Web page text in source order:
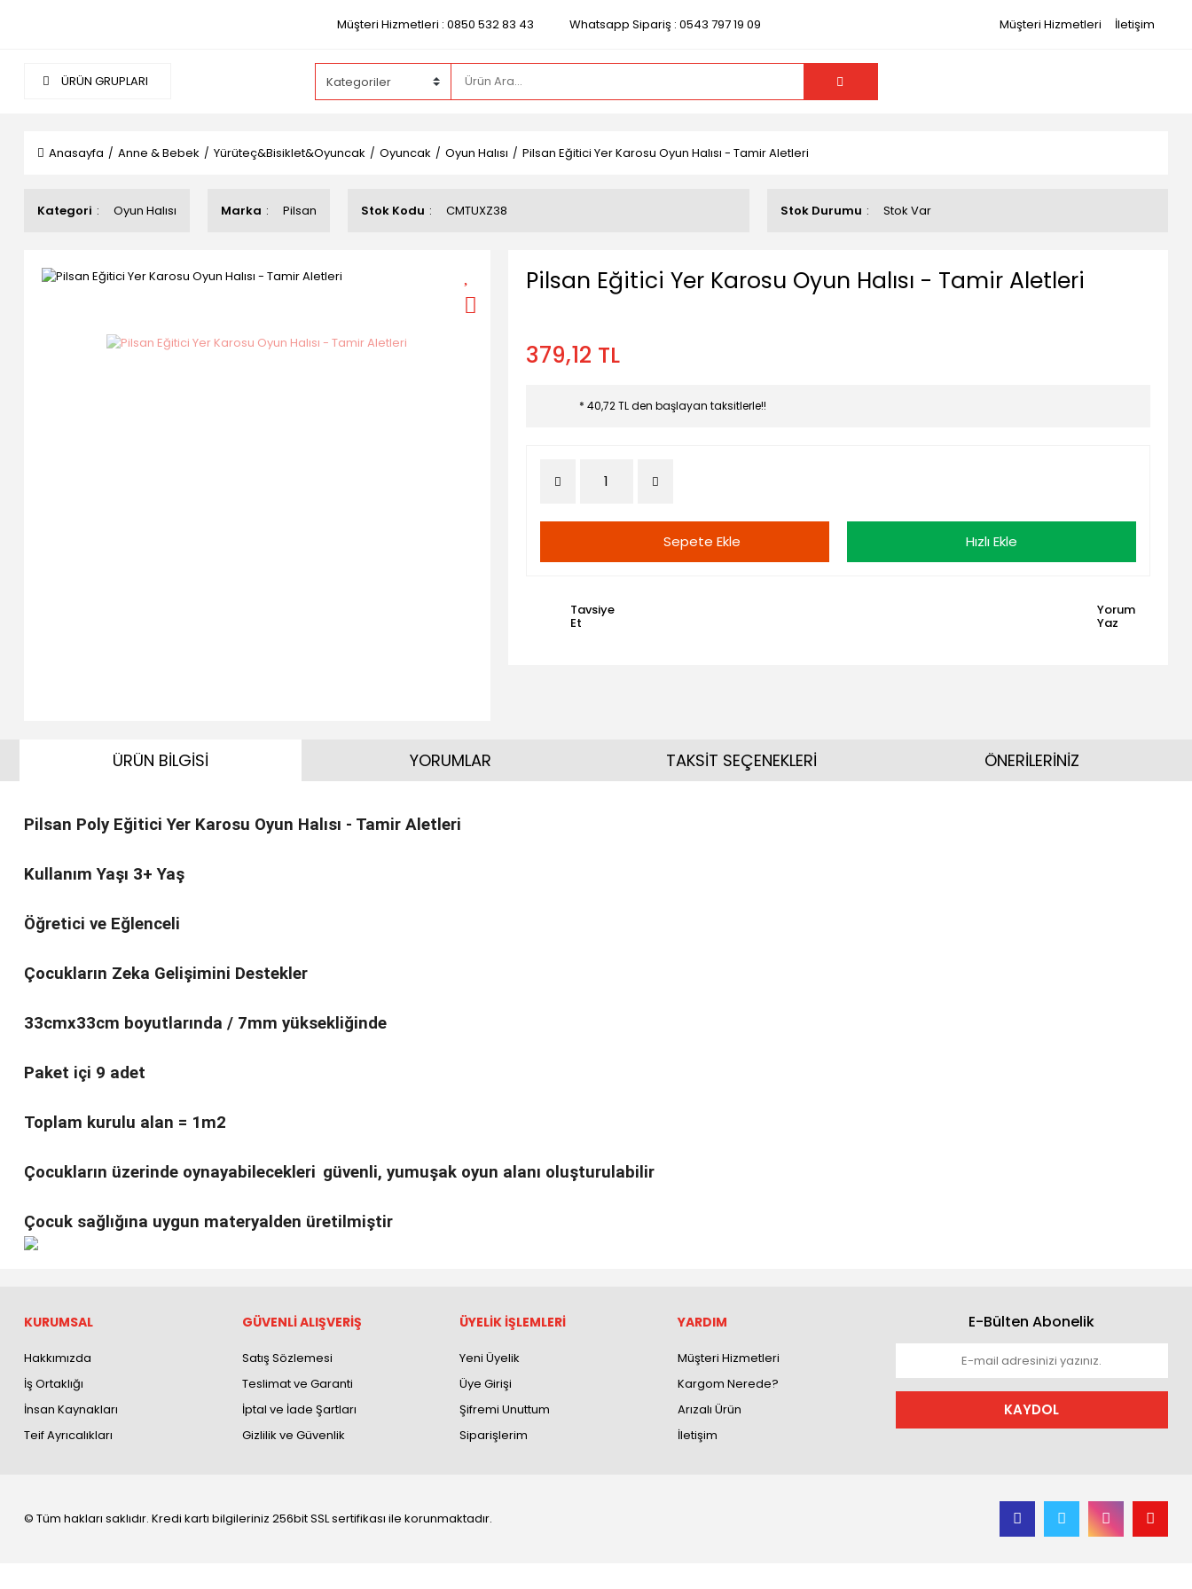
Müşteri Hizmetleri : 0850 532 83 43 Whatsapp Sipariş : 0543 797 19 09 Müşteri Hizmetleri İletişim
ÜRÜN GRUPLARI
Anasayfa Anne & Bebek Yürüteç&Bisiklet&Oyuncak Oyuncak Oyun Halısı Pilsan Eğitici Yer Karosu Oyun Halısı - Tamir Aletleri
Kategori Oyun Halısı Marka Pilsan Stok Kodu CMTUXZ38 Stok Durumu Stok Var
Pilsan Eğitici Yer Karosu Oyun Halısı - Tamir Aletleri
379,12 TL
* 40,72 TL den başlayan taksitlerle!!
Sepete Ekle Hızlı Ekle
Tavsiye
Et
Yorum
Yaz
ÜRÜN BİLGİSİ
Pilsan Poly Eğitici Yer Karosu Oyun Halısı - Tamir Aletleri
Kullanım Yaşı 3+ Yaş
Öğretici ve Eğlenceli
Çocukların Zeka Gelişimini Destekler
33cmx33cm boyutlarında / 7mm yüksekliğinde
Paket içi 9 adet
Toplam kurulu alan = 1m2
Çocukların üzerinde oynayabilecekleri güvenli, yumuşak oyun alanı oluşturulabilir
Çocuk sağlığına uygun materyalden üretilmiştir
YORUMLAR TAKSİT SEÇENEKLERİ ÖNERİLERİNİZ
KURUMSAL
Hakkımızda
İş Ortaklığı
İnsan Kaynakları
Teif Ayrıcalıkları
GÜVENLİ ALIŞVERİŞ
Satış Sözlemesi
Teslimat ve Garanti
İptal ve İade Şartları
Gizlilik ve Güvenlik
ÜYELİK İŞLEMLERİ
Yeni Üyelik
Üye Girişi
Şifremi Unuttum
Siparişlerim
YARDIM
Müşteri Hizmetleri
Kargom Nerede?
Arızalı Ürün
İletişim
E-Bülten Abonelik
KAYDOL
© Tüm hakları saklıdır. Kredi kartı bilgileriniz 256bit SSL sertifikası ile korunmaktadır.